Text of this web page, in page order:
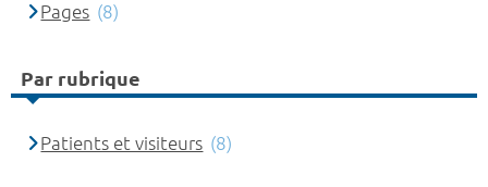
Pages (8)
Par rubrique
Patients et visiteurs (8)